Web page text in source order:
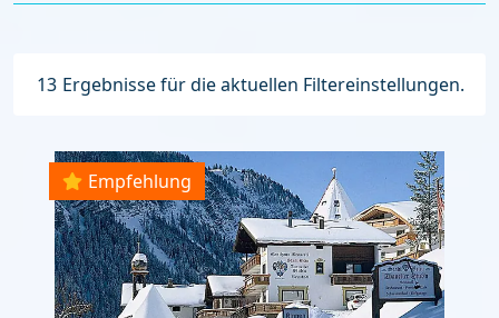
13 Ergebnisse für die aktuellen Filtereinstellungen.
Empfehlung